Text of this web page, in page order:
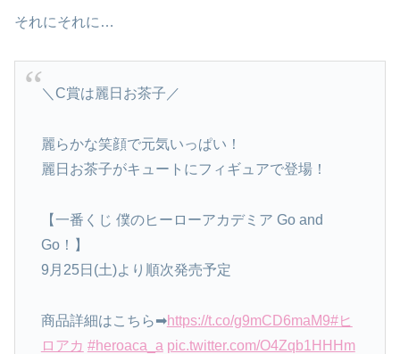
それにそれに…
＼C賞は麗日お茶子／
麗らかな笑顔で元気いっぱい！
麗日お茶子がキュートにフィギュアで登場！
【一番くじ 僕のヒーローアカデミア Go and
Go！】
9月25日(土)より順次発売予定
商品詳細はこちら➡https://t.co/g9mCD6maM9#ヒ
ロアカ #heroaca_a pic.twitter.com/O4Zqb1HHHm